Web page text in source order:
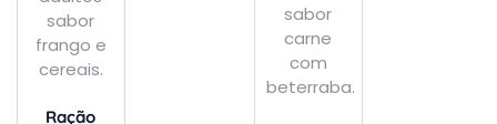
Ração